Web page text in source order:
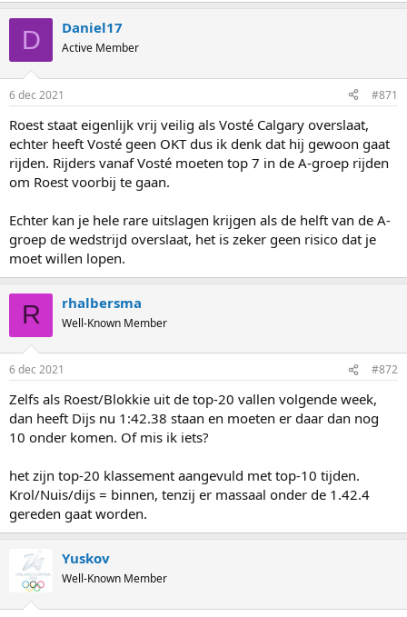
D Daniel17
Active Member
6 dec 2021 #871
Roest staat eigenlijk vrij veilig als Vosté Calgary overslaat,
echter heeft Vosté geen OKT dus ik denk dat hij gewoon gaat
rijden. Rijders vanaf Vosté moeten top 7 in de A-groep rijden
om Roest voorbij te gaan.
Echter kan je hele rare uitslagen krijgen als de helft van de A-
groep de wedstrijd overslaat, het is zeker geen risico dat je
moet willen lopen.
R rhalbersma
Well-Known Member
6 dec 2021 #872
Zelfs als Roest/Blokkie uit de top-20 vallen volgende week,
dan heeft Dijs nu 1:42.38 staan en moeten er daar dan nog
10 onder komen. Of mis ik iets?
het zijn top-20 klassement aangevuld met top-10 tijden.
Krol/Nuis/dijs = binnen, tenzij er massaal onder de 1.42.4
gereden gaat worden.
Yuskov
Well-Known Member